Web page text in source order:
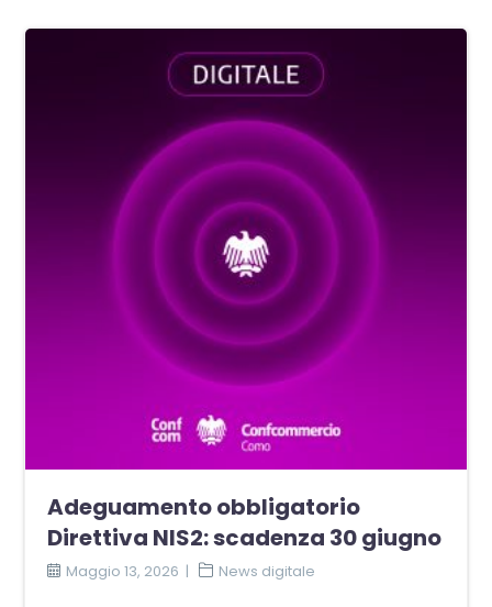
Adeguamento obbligatorio
Direttiva NIS2: scadenza 30 giugno
Maggio 13, 2026 News digitale